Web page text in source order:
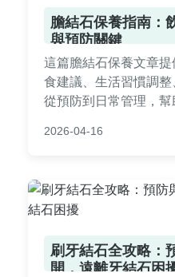
膽結石保養指南：
與預防關鍵
這篇膽結石保養文章
食建議、生活習慣調整
從預防到日常管理，
康的人士閱讀。
2026-04-16
刷牙結石全攻略：
開，遠離牙結石困